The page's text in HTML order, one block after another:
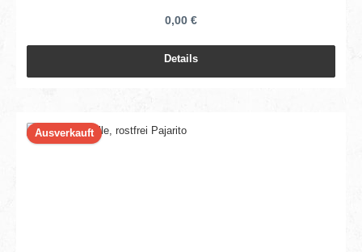
0,00 €
Details
Ausverkauft